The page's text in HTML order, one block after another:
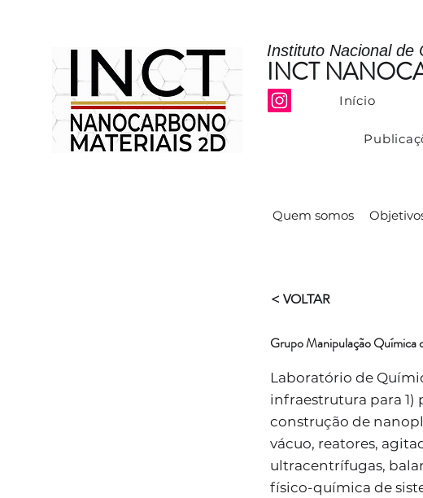
INCT
Instituto Nacional de
Início
Quem somos
< VOLTAR
Grupo Manipulação Química
Laboratório de
infraestrutura para
construção de
vácuo, reatores,
ultracentrífugas,
físico-química de